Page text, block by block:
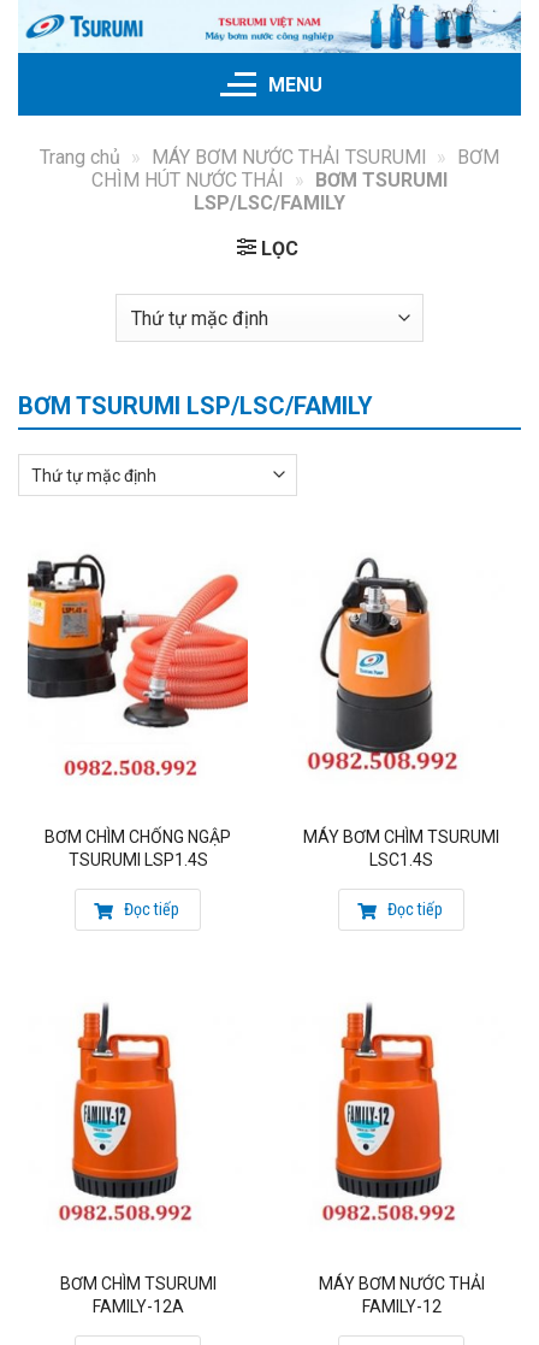
qua
MENU
Trang chủ » MÁY BƠM NƯỚC THẢI TSURUMI » BƠM
CHÌM HÚT NƯỚC THẢI
» BƠM TSURUMI
LSP/LSC/FAMILY
LỌC
BƠM TSURUMI LSP/LSC/FAMILY
BƠM CHÌM CHỐNG NGẬP
TSURUMI LSP1.4S
Đọc tiếp
MÁY BƠM CHÌM TSURUMI
LSC1.4S
Đọc tiếp
BƠM CHÌM TSURUMI
FAMILY-12A
MÁY BƠM NƯỚC THẢI
FAMILY-12